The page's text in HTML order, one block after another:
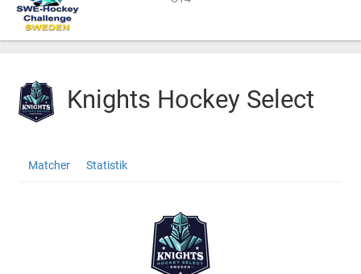
Knights Hockey Select
Hockey
cupid=39711&id=186096
Matcher Statistik